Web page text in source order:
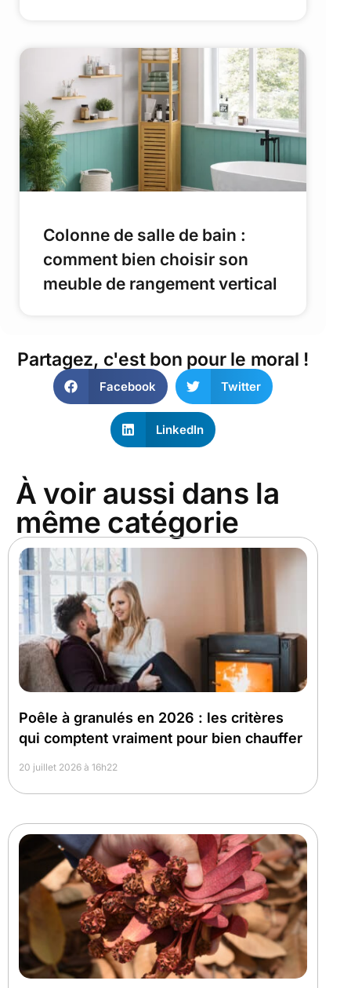
Colonne de salle de bain :
comment bien choisir son
meuble de rangement vertical
Partagez, c'est bon pour le moral !
Facebook Twitter
LinkedIn
À voir aussi dans la
même catégorie
Poêle à granulés en 2026 : les critères
qui comptent vraiment pour bien chauffer
20 juillet 2026 à 16h22